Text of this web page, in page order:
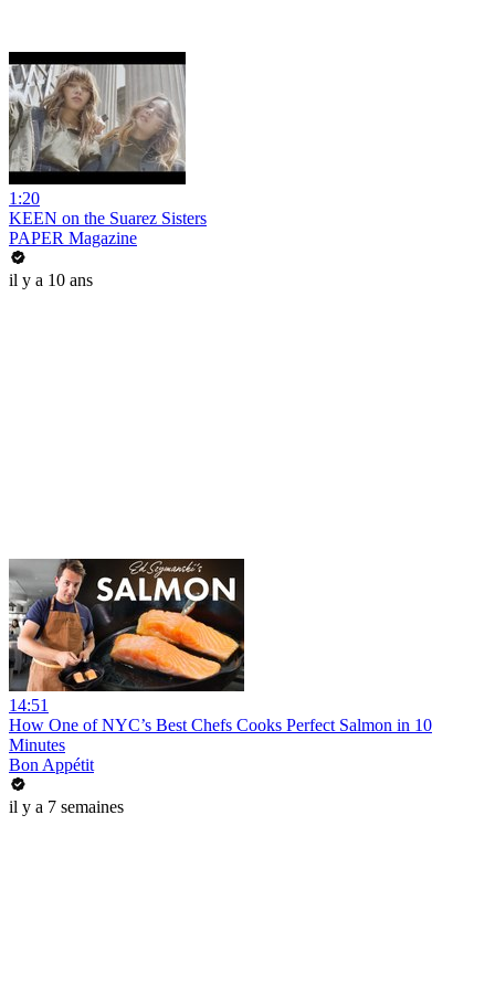
1:20
KEEN on the Suarez Sisters
PAPER Magazine
il y a 10 ans
14:51
How One of NYC’s Best Chefs Cooks Perfect Salmon in 10
Minutes
Bon Appétit
il y a 7 semaines